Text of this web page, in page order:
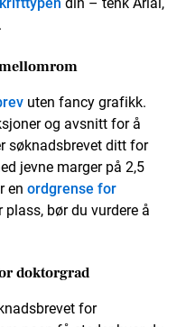
uten fancy grafikk.
og avsnitt for å
søknadsbrevet ditt for
jevne marger på 2,5
en ordgrense for
bør du vurdere å
doktorgrad
for